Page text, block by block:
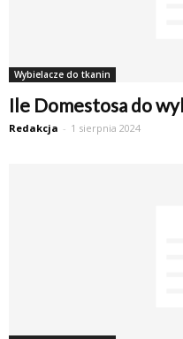
Wybielacze do tkanin
Ile Domestosa do
Redakcja - 1 sierpnia 2024